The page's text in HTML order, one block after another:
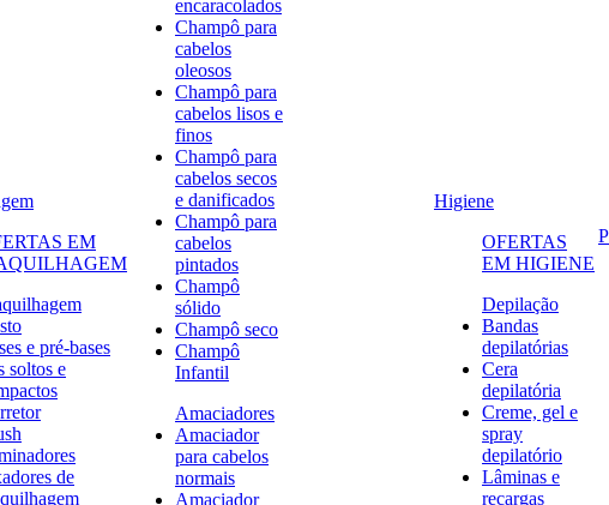
EM
e pré-bases
soltos e
de
encaracolados
Champô para
cabelos
oleosos
Champô para
cabelos lisos e
finos
Champô para
cabelos secos
e danificados
Champô para
cabelos
pintados
Champô
sólido
Champô seco
Champô
Infantil
Amaciadores
Amaciador
para cabelos
normais
Amaciador
Higiene
OFERTAS
EM HIGIENE
Depilação
Bandas
depilatórias
Cera
depilatória
Creme, gel e
spray
depilatório
Lâminas e
recargas